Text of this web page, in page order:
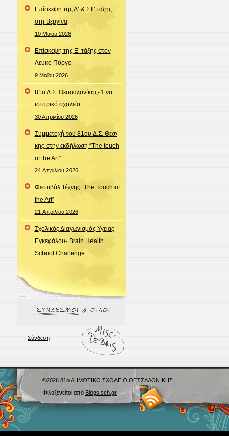
Επίσκεψη της Δ’ & ΣΤ’ τάξης
στη Βεργίνα
10 Μαΐου 2026
Επίσκεψη της Ε’ τάξης στον
Λευκό Πύργο
9 Μαΐου 2026
81ο Δ.Σ. Θεσσαλονίκης- Ένα
ιστορικό σχολείο
30 Απριλίου 2026
Συμμετοχή του 81ου Δ.Σ. Θεσ/
κης στην εκδήλωση “The touch
of the Art”
24 Απριλίου 2026
Φεστιβάλ Τέχνης “The Touch of
the Art”
21 Απριλίου 2026
Σχολικός Διαγωνισμός Υγείας
Εγκεφάλου- Brain Health
School Challenge
Σύνδεση
©2026 81ο ΔΗΜΟΤΙΚΟ ΣΧΟΛΕΙΟ ΘΕΣΣΑΛΟΝΙΚΗΣ
Φιλοξενείται από Blogs.sch.gr